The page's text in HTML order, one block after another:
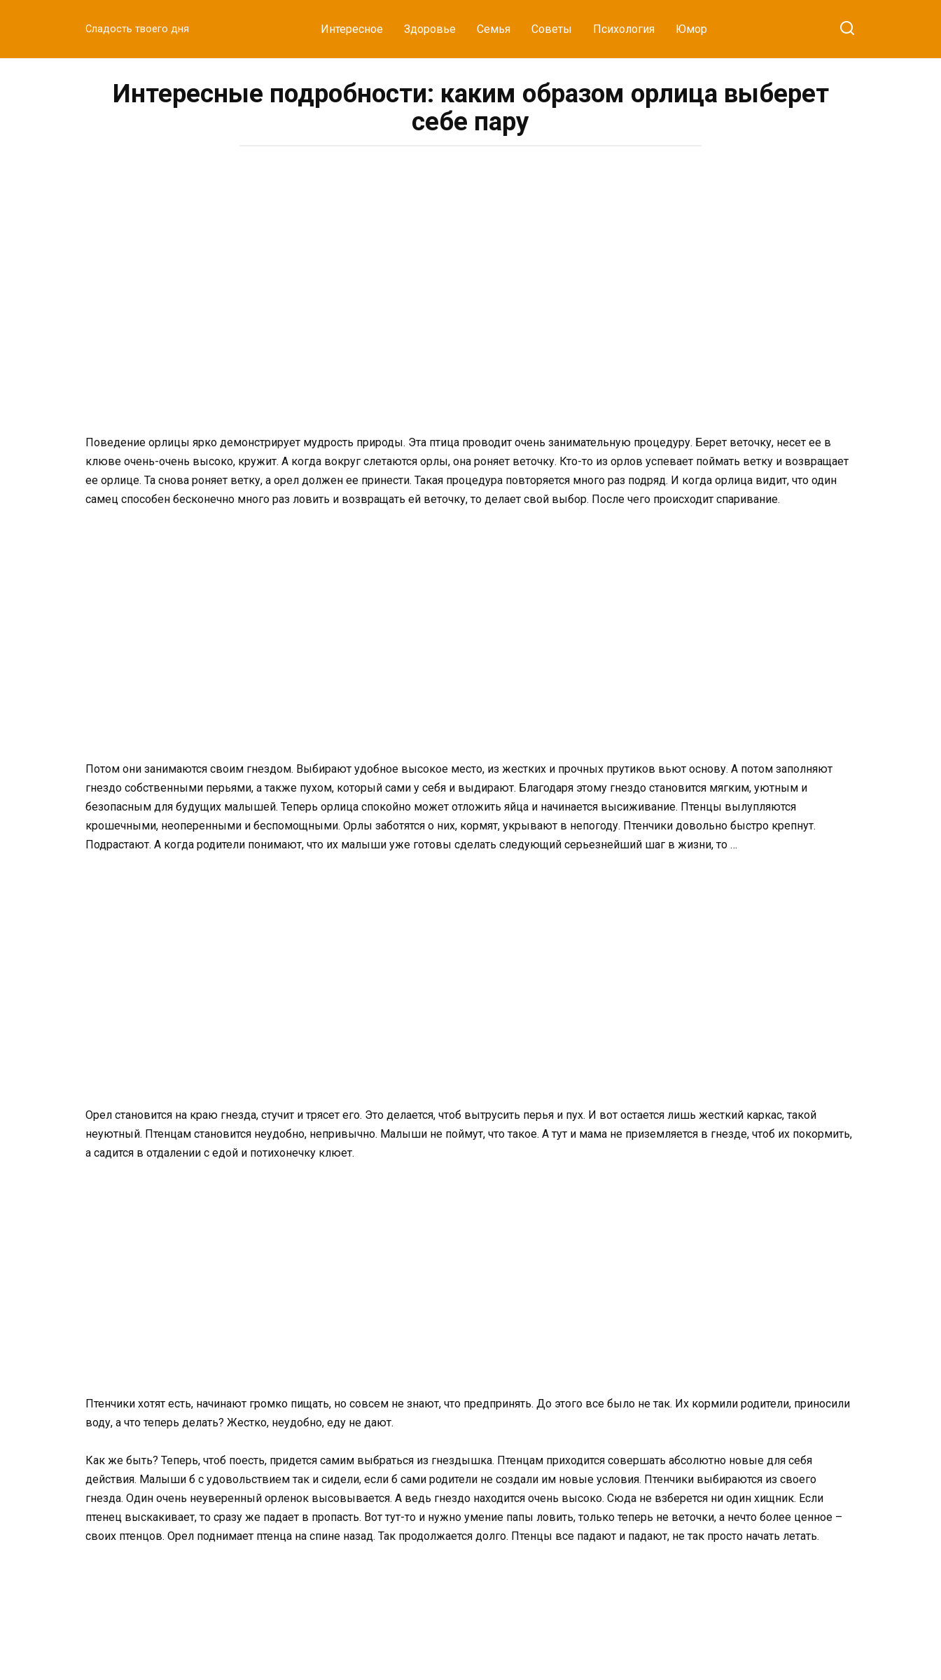
Сладость твоего дня Интересное Здоровье Семья Советы Психология Юмор
Интересные подробности: каким образом орлица выберет
себе пару
Поведение орлицы ярко демонстрирует мудрость природы. Эта птица проводит очень занимательную процедуру. Берет веточку, несет ее в
клюве очень-очень высоко, кружит. А когда вокруг слетаются орлы, она роняет веточку. Кто-то из орлов успевает поймать ветку и возвращает
ее орлице. Та снова роняет ветку, а орел должен ее принести. Такая процедура повторяется много раз подряд. И когда орлица видит, что один
самец способен бесконечно много раз ловить и возвращать ей веточку, то делает свой выбор. После чего происходит спаривание.
Потом они занимаются своим гнездом. Выбирают удобное высокое место, из жестких и прочных прутиков вьют основу. А потом заполняют
гнездо собственными перьями, а также пухом, который сами у себя и выдирают. Благодаря этому гнездо становится мягким, уютным и
безопасным для будущих малышей. Теперь орлица спокойно может отложить яйца и начинается высиживание. Птенцы вылупляются
крошечными, неоперенными и беспомощными. Орлы заботятся о них, кормят, укрывают в непогоду. Птенчики довольно быстро крепнут.
Подрастают. А когда родители понимают, что их малыши уже готовы сделать следующий серьезнейший шаг в жизни, то …
Орел становится на краю гнезда, стучит и трясет его. Это делается, чтоб вытрусить перья и пух. И вот остается лишь жесткий каркас, такой
неуютный. Птенцам становится неудобно, непривычно. Малыши не поймут, что такое. А тут и мама не приземляется в гнезде, чтоб их покормить,
а садится в отдалении с едой и потихонечку клюет.
Птенчики хотят есть, начинают громко пищать, но совсем не знают, что предпринять. До этого все было не так. Их кормили родители, приносили
воду, а что теперь делать? Жестко, неудобно, еду не дают.
Как же быть? Теперь, чтоб поесть, придется самим выбраться из гнездышка. Птенцам приходится совершать абсолютно новые для себя
действия. Малыши б с удовольствием так и сидели, если б сами родители не создали им новые условия. Птенчики выбираются из своего
гнезда. Один очень неуверенный орленок высовывается. А ведь гнездо находится очень высоко. Сюда не взберется ни один хищник. Если
птенец выскакивает, то сразу же падает в пропасть. Вот тут-то и нужно умение папы ловить, только теперь не веточки, а нечто более ценное –
своих птенцов. Орел поднимает птенца на спине назад. Так продолжается долго. Птенцы все падают и падают, не так просто начать летать.